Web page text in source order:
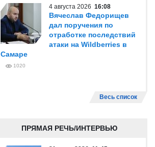
4 августа 2026 16:08
Вячеслав Федорищев
дал поручения по
отработке последствий
атаки на Wildberries в
Самаре
1020
Весь список
ПРЯМАЯ РЕЧЬ/ИНТЕРВЬЮ